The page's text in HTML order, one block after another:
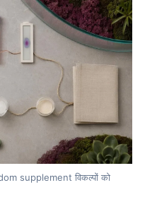
supplement विकल्पों को